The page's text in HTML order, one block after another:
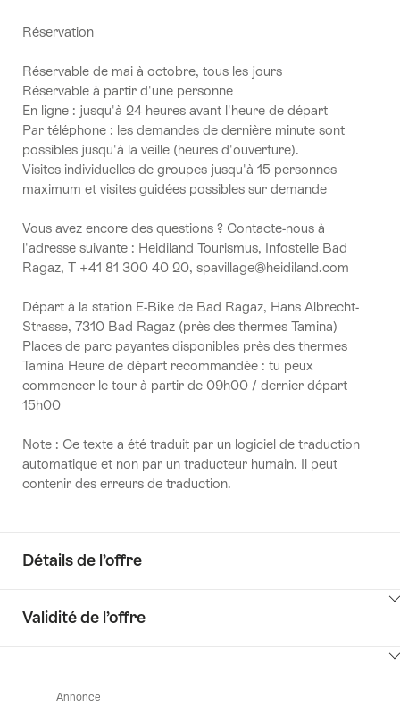
Réservation
Réservable de mai à octobre, tous les jours
Réservable à partir d'une personne
En ligne : jusqu'à 24 heures avant l'heure de départ
Par téléphone : les demandes de dernière minute sont
possibles jusqu'à la veille (heures d'ouverture).
Visites individuelles de groupes jusqu'à 15 personnes
maximum et visites guidées possibles sur demande
Vous avez encore des questions ? Contacte-nous à
l'adresse suivante : Heidiland Tourismus, Infostelle Bad
Ragaz, T +41 81 300 40 20, spavillage@heidiland.com
Départ à la station E-Bike de Bad Ragaz, Hans Albrecht-
Strasse, 7310 Bad Ragaz (près des thermes Tamina)
Places de parc payantes disponibles près des thermes
Tamina Heure de départ recommandée : tu peux
commencer le tour à partir de 09h00 / dernier départ
15h00
Note : Ce texte a été traduit par un logiciel de traduction
automatique et non par un traducteur humain. Il peut
contenir des erreurs de traduction.
Détails de l’offre
Cliquez
ici
contenus
Validité de l’offre
Annonce